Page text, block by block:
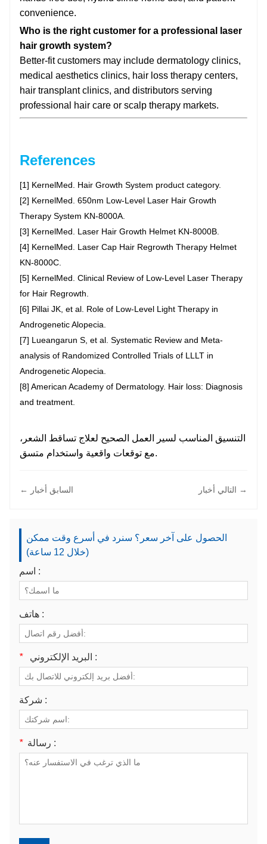
convenience.
Who is the right customer for a professional laser
hair growth system?
Better-fit customers may include dermatology clinics,
medical aesthetics clinics, hair loss therapy centers,
hair transplant clinics, and distributors serving
professional hair care or scalp therapy markets.
References
[1] KernelMed. Hair Growth System product category.
[2] KernelMed. 650nm Low-Level Laser Hair Growth
Therapy System KN-8000A.
[3] KernelMed. Laser Hair Growth Helmet KN-8000B.
[4] KernelMed. Laser Cap Hair Regrowth Therapy Helmet
KN-8000C.
[5] KernelMed. Clinical Review of Low-Level Laser Therapy
for Hair Regrowth.
[6] Pillai JK, et al. Role of Low-Level Light Therapy in
Androgenetic Alopecia.
[7] Lueangarun S, et al. Systematic Review and Meta-
analysis of Randomized Controlled Trials of LLLT in
Androgenetic Alopecia.
[8] American Academy of Dermatology. Hair loss: Diagnosis
and treatment.
التنسيق المناسب لسير العمل الصحيح لعلاج تساقط الشعر،
مع توقعات واقعية واستخدام متسق.
← السابق أخبار التالي أخبار →
الحصول على آخر سعر؟ سنرد في أسرع وقت ممكن
(خلال 12 ساعة)
اسم :
هاتف :
* البريد الإلكتروني :
شركة :
* رسالة :